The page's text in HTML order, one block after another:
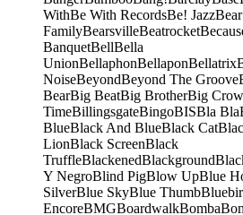
WithBe With RecordsBe! JazzBear
FamilyBearsvilleBeatrocket
BanquetBellBella
UnionBellaphonBellaponBellatrix
NoiseBeyondBeyond The Groove
BearBig BeatBig BrotherBig
TimeBillingsgateBingoBISBla Bla
BlueBlack And BlueBlack Cat
LionBlack ScreenBlack
TruffleBlackenedBlackground
Y NegroBlind PigBlow UpBlue
SilverBlue SkyBlue Thumb
EncoreBMGBoardwalkBomba